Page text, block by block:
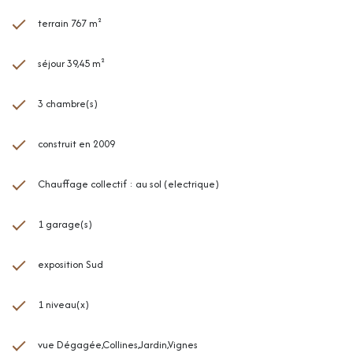
terrain 767 m²
séjour 39,45 m²
3 chambre(s)
construit en 2009
Chauffage collectif : au sol (electrique)
1 garage(s)
exposition Sud
1 niveau(x)
vue Dégagée,Collines,Jardin,Vignes